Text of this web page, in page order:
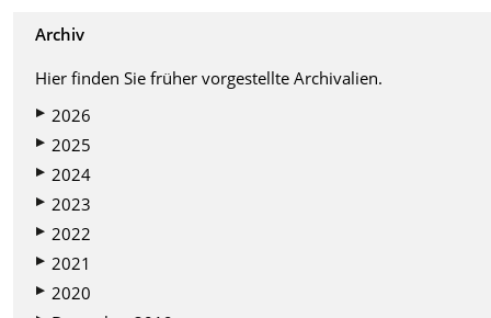
Archiv
Hier finden Sie früher vorgestellte Archivalien.
2026
2025
2024
2023
2022
2021
2020